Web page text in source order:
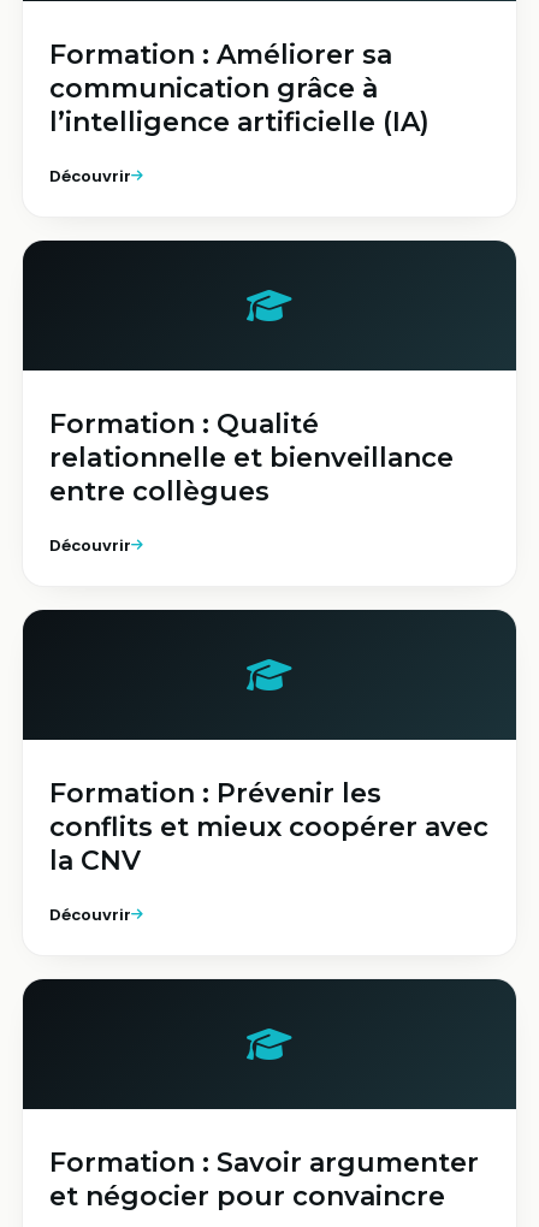
Formation : Améliorer sa
communication grâce à
l’intelligence artificielle (IA)
Découvrir
Formation : Qualité
relationnelle et bienveillance
entre collègues
Découvrir
Formation : Prévenir les
conflits et mieux coopérer avec
la CNV​
Découvrir
Formation : Savoir argumenter
et négocier pour convaincre